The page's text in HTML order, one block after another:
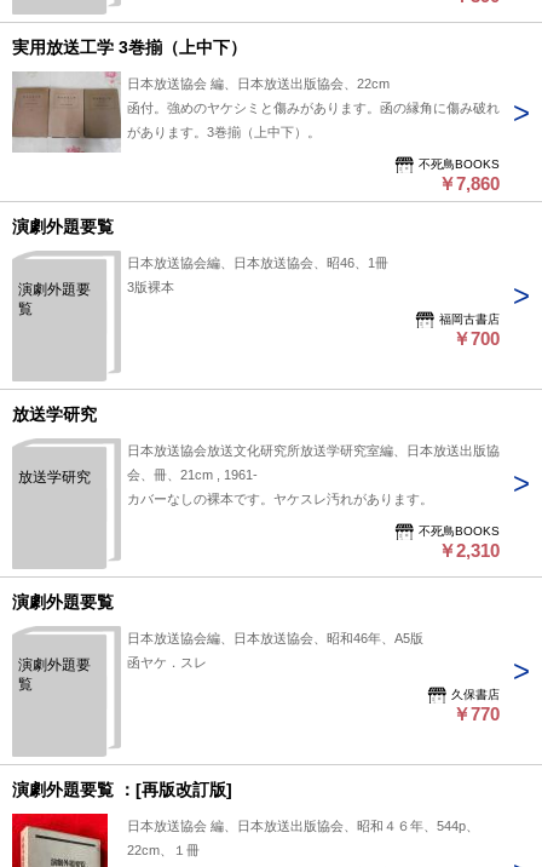
実用放送工学 3巻揃（上中下）
日本放送協会 編、日本放送出版協会、22cm
函付。強めのヤケシミと傷みがあります。函の縁角に傷み破れ
があります。3巻揃（上中下）。
不死鳥BOOKS
￥7,860
演劇外題要覧
演劇外題要
覧
日本放送協会編、日本放送協会、昭46、1冊
3版裸本
福岡古書店
￥700
放送学研究
放送学研究
日本放送協会放送文化研究所放送学研究室編、日本放送出版協
会、冊、21cm , 1961-
カバーなしの裸本です。ヤケスレ汚れがあります。
不死鳥BOOKS
￥2,310
演劇外題要覧
演劇外題要
覧
日本放送協会編、日本放送協会、昭和46年、A5版
函ヤケ．スレ
久保書店
￥770
演劇外題要覧 ：[再版改訂版]
日本放送協会 編、日本放送出版協会、昭和４６年、544p、
22cm、１冊